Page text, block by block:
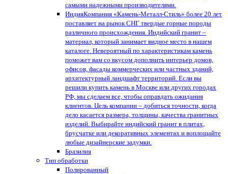
самыми надежными производителями.
ИндияКомпания «Камень-Металл-Стиль» более 20 лет
поставляет на рынок СНГ твердые горные породы
различного происхождения. Индийский гранит –
материал, который занимает видное место в нашем
каталоге. Невероятный по характеристикам камень
поможет вам со вкусом дополнить интерьер домов,
офисов, фасады коммерческих или частных зданий,
архитектурный ландшафт территорий. Если вы
решили купить камень в Москве или других городах
РФ, мы сделаем все, чтобы оправдать ожидания
клиентов. Цель компании – добиться точности, когда
дело касается размера, толщины, качества гранитных
изделий. Выбирайте индийский гранит в плитах,
брусчатке или декоративных элементах и воплощайте
любые дизайнерские задумки.
Бразилия
Тип обработки
Полированный